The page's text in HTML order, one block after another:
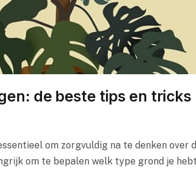
de beste tips en tricks
om zorgvuldig na te denken over
om te bepalen welk type grond je